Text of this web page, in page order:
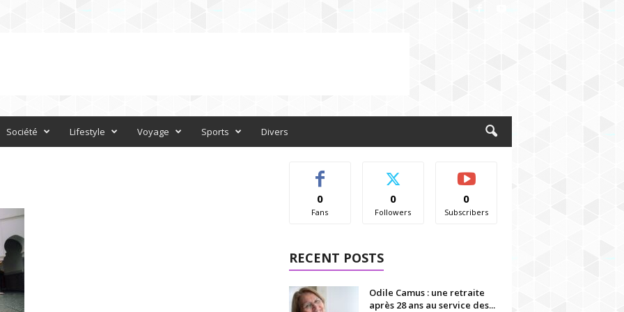
Société Lifestyle Voyage Sports Divers
0
Fans
0
Followers
0
Subscribers
RECENT POSTS
Odile Camus : une retraite
après 28 ans au service des...